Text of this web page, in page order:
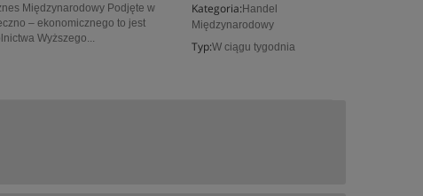
Kategoria: Handel
Międzynarodowy
Typ:W ciągu tygodnia
Międzynarodowy Podjęte w
– ekonomicznego to jest
Wyższego...